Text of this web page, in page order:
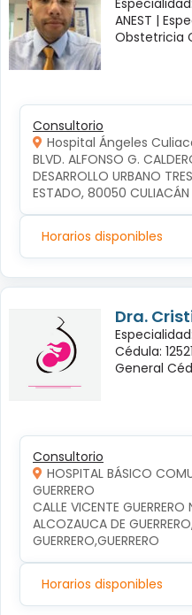
ANEST |
Obstetricia
Consultorio
Hospital Ángeles
BLVD. ALFONSO G.
DESARROLLO URBANO
ESTADO, 80050 CULIACÁN
Horarios disponibles
Dra.
Cédula:
General
Consultorio
HOSPITAL BÁSICO
GUERRERO
CALLE VICENTE
ALCOZAUCA DE
GUERRERO,GUERRERO
Horarios disponibles